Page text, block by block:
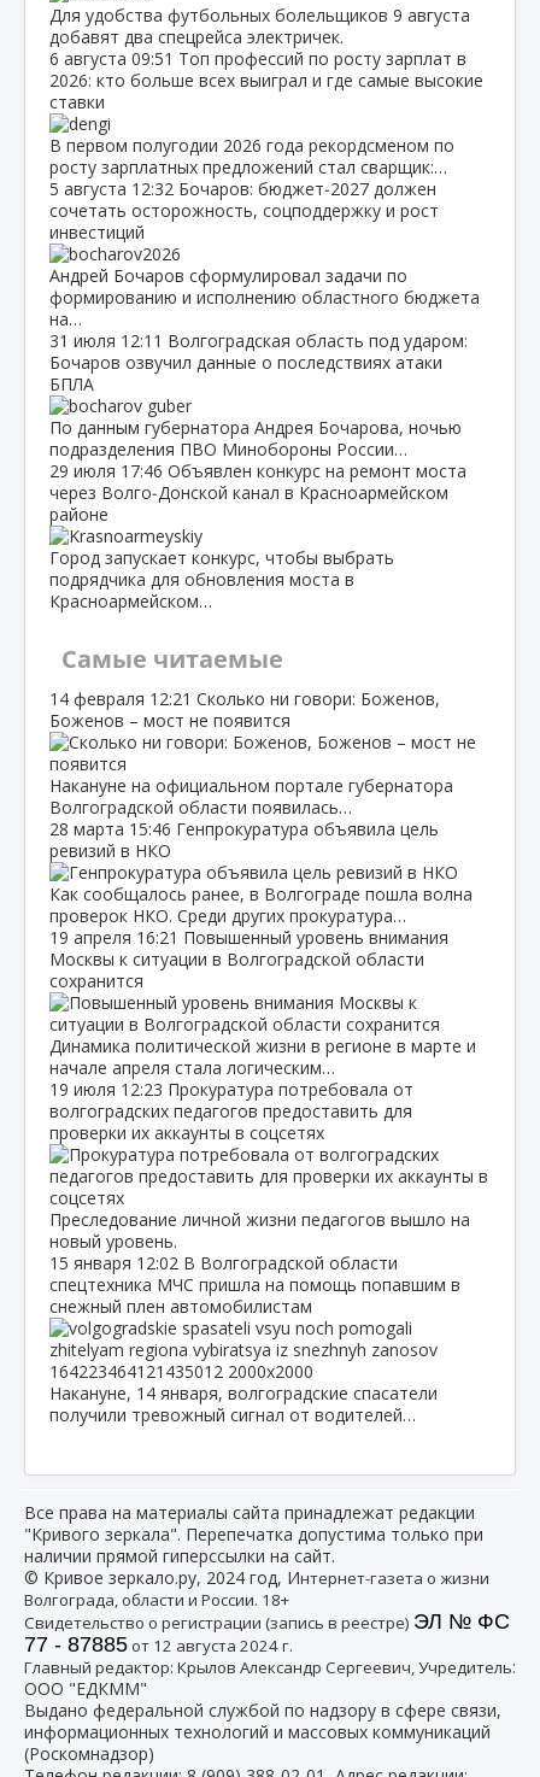
Для удобства футбольных болельщиков 9 августа
добавят два спецрейса электричек.
6 августа 09:51 Топ профессий по росту зарплат в
2026: кто больше всех выиграл и где самые высокие
ставки
В первом полугодии 2026 года рекордсменом по
росту зарплатных предложений стал сварщик:…
5 августа 12:32 Бочаров: бюджет‑2027 должен
сочетать осторожность, соцподдержку и рост
инвестиций
Андрей Бочаров сформулировал задачи по
формированию и исполнению областного бюджета
на…
31 июля 12:11 Волгоградская область под ударом:
Бочаров озвучил данные о последствиях атаки
БПЛА
По данным губернатора Андрея Бочарова, ночью
подразделения ПВО Минобороны России…
29 июля 17:46 Объявлен конкурс на ремонт моста
через Волго‑Донской канал в Красноармейском
районе
Город запускает конкурс, чтобы выбрать
подрядчика для обновления моста в
Красноармейском…
Самые читаемые
14 февраля 12:21 Сколько ни говори: Боженов,
Боженов – мост не появится
Накануне на официальном портале губернатора
Волгоградской области появилась…
28 марта 15:46 Генпрокуратура объявила цель
ревизий в НКО
Как сообщалось ранее, в Волгограде пошла волна
проверок НКО. Среди других прокуратура…
19 апреля 16:21 Повышенный уровень внимания
Москвы к ситуации в Волгоградской области
сохранится
Динамика политической жизни в регионе в марте и
начале апреля стала логическим…
19 июля 12:23 Прокуратура потребовала от
волгоградских педагогов предоставить для
проверки их аккаунты в соцсетях
Преследование личной жизни педагогов вышло на
новый уровень.
15 января 12:02 В Волгоградской области
спецтехника МЧС пришла на помощь попавшим в
снежный плен автомобилистам
Накануне, 14 января, волгоградские спасатели
получили тревожный сигнал от водителей…
Все права на материалы сайта принадлежат редакции
"Кривого зеркала". Перепечатка допустима только при
наличии прямой гиперссылки на сайт.
© Кривое зеркало.ру, 2024 год, Интернет-газета о жизни
Волгограда, области и России. 18+
Свидетельство о регистрации (запись в реестре) ЭЛ № ФС
77 - 87885от 12 августа 2024 г.
Главный редактор: Крылов Александр Сергеевич, Учредитель:
ООО "ЕДКММ"
Выдано федеральной службой по надзору в сфере связи,
информационных технологий и массовых коммуникаций
(Роскомнадзор)